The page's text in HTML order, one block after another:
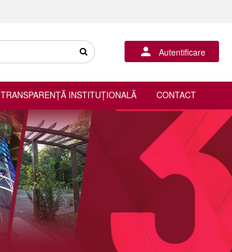
Autentificare
TRANSPARENȚĂ INSTITUȚIONALĂ CONTACT